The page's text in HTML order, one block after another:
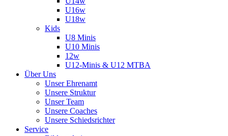
U16w
U18w
Kids
U8 Minis
U10 Minis
12w
U12-Minis & U12 MTBA
Über Uns
Unser Ehrenamt
Unsere Struktur
Unser Team
Unsere Coaches
Unsere Schiedsrichter
Service